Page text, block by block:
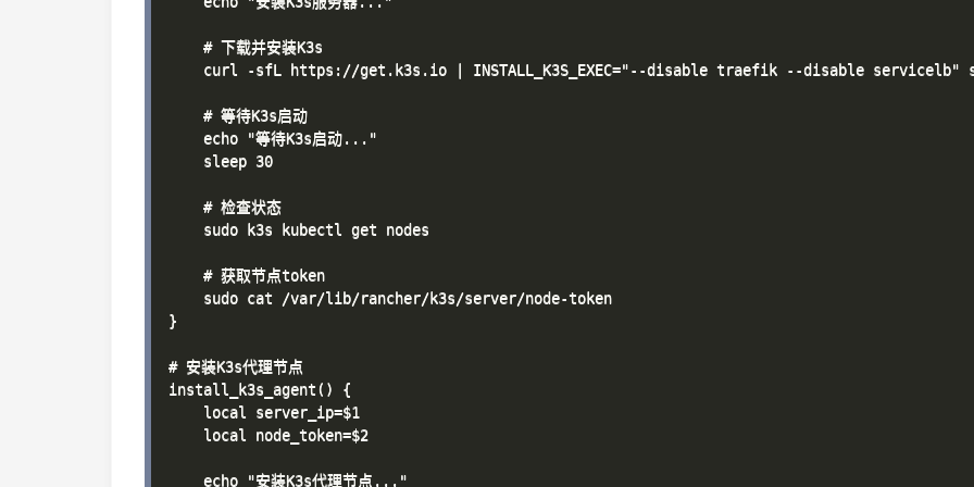
    # 下载并安装K3s
curl -sfL https://get.k3s.io | INSTALL_K3S_EXEC="--disable traefik --disable servicelb"
    # 等待K3s启动
    echo "等待K3s启动..."
    sleep 30
    # 检查状态
    sudo k3s kubectl get nodes
    # 获取节点token
    sudo cat /var/lib/rancher/k3s/server/node-token
}
# 安装K3s代理节点
install_k3s_agent() {
    local server_ip=$1
    local node_token=$2
    echo "安装K3s代理节点..."